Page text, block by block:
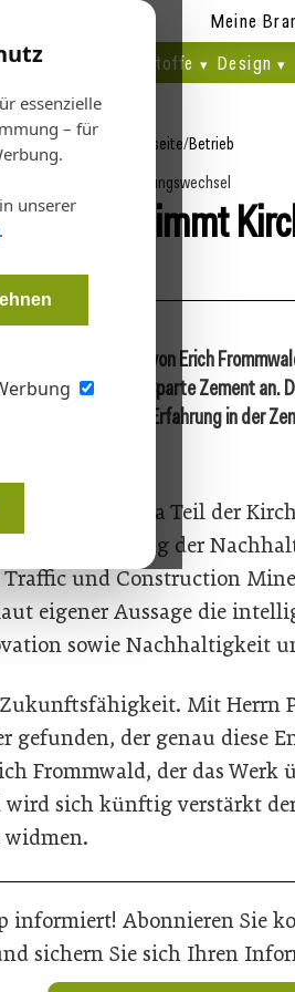
essenzielle
– für
unserer
.
Meine
Bau- + Werkstoffe Design
Startseite/Betrieb
Führungswechsel
übernimmt
tritt die Nachfolge von Erich
als Leiter der Sparte Zement an.
über 25 Jahre Erfahrung in der
Pereira da Silva Teil der
der
Traffic und Construction
eigener Aussage die
sowie Nachhaltigkeit
Mit Herrn
gefunden, der genau diese
Frommwald, der das Werk
sich künftig verstärkt
widmen.
informiert! Abonnieren Sie
sichern Sie sich Ihren